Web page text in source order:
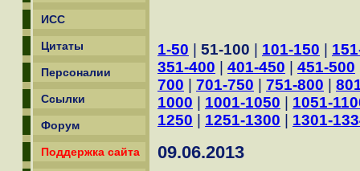
ИСС
Цитаты
Персоналии
Ссылки
Форум
Поддержка сайта
1-50 51-100 101-150
351-400
401-450 451-500
700
701-750 751-800
1000
1001-1050
1051-
1250
1251-1300 1301-
09.06.2013